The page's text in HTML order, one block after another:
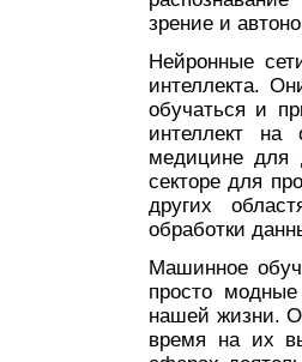
зрение и
Нейронные
интеллекта.
обучаться и
интеллект на
медицине для
секторе для
других
обработки
Машинное
просто
нашей жизни.
время на их